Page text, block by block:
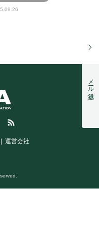
運営会社
メール登録